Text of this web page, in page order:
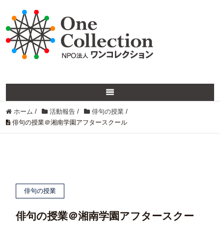
ホーム / 活動報告 / 俳句の授業 /
俳句の授業＠湘南学園アフタースクール
俳句の授業
俳句の授業＠湘南学園アフタースクー